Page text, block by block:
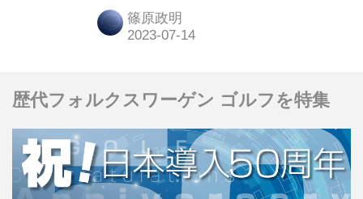
（FREUDE） by BMW ｰ ザ・ガーデン
（THE GARDEN）」をオープンす
篠原政明
歴代フォルクスワーゲン ゴルフを特集